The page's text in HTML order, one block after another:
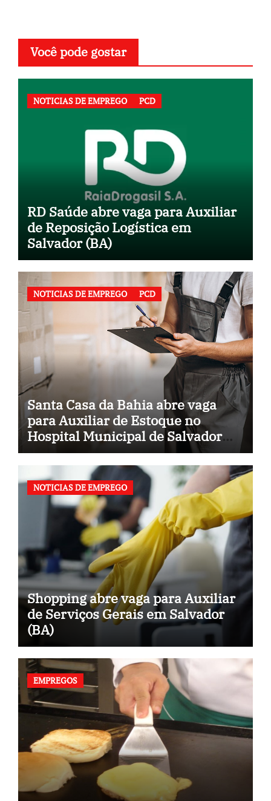
Você pode gostar
NOTICIAS DE EMPREGO PCD
RD Saúde abre vaga para Auxiliar
de Reposição Logística em
Salvador (BA)
NOTICIAS DE EMPREGO PCD
Santa Casa da Bahia abre vaga
para Auxiliar de Estoque no
Hospital Municipal de Salvador
(BA)
NOTICIAS DE EMPREGO
Shopping abre vaga para Auxiliar
de Serviços Gerais em Salvador
(BA)
EMPREGOS